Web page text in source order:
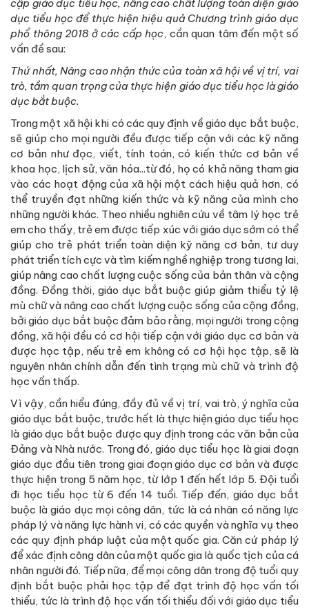
cập giáo dục tiểu học, nâng cao chất lượng toàn diện giáo
dục tiểu học để thực hiện hiệu quả Chương trình giáo dục
phổ thông 2018 ở các cấp học, cần quan tâm đến một số
vấn đề sau:
Thứ nhất, Nâng cao nhận thức của toàn xã hội về vị trí, vai
trò, tầm quan trọng của thực hiện giáo dục tiểu học là giáo
dục bắt buộc.
Trong một xã hội khi có các quy định về giáo dục bắt buộc,
sẽ giúp cho mọi người đều được tiếp cận với các kỹ năng
cơ bản như đọc, viết, tính toán, có kiến thức cơ bản về
khoa học, lịch sử, văn hóa...từ đó, họ có khả năng tham gia
vào các hoạt động của xã hội một cách hiệu quả hơn, có
thể truyền đạt những kiến thức và kỹ năng của mình cho
những người khác. Theo nhiều nghiên cứu về tâm lý học trẻ
em cho thấy, trẻ em được tiếp xúc với giáo dục sớm có thể
giúp cho trẻ phát triển toàn diện kỹ năng cơ bản, tư duy
phát triển tích cực và tìm kiếm nghề nghiệp trong tương lai,
giúp nâng cao chất lượng cuộc sống của bản thân và cộng
đồng. Đồng thời, giáo dục bắt buộc giúp giảm thiểu tỷ lệ
mù chữ và nâng cao chất lượng cuộc sống của cộng đồng,
bởi giáo dục bắt buộc đảm bảo rằng, mọi người trong cộng
đồng, xã hội đều có cơ hội tiếp cận với giáo dục cơ bản và
được học tập, nếu trẻ em không có cơ hội học tập, sẽ là
nguyên nhân chính dẫn đến tình trạng mù chữ và trình độ
học vấn thấp.
Vì vậy, cần hiểu đúng, đầy đủ về vị trí, vai trò, ý nghĩa của
giáo dục bắt buộc, trước hết là thực hiện giáo dục tiểu học
là giáo dục bắt buộc được quy định trong các văn bản của
Đảng và Nhà nước. Trong đó, giáo dục tiểu học là giai đoạn
giáo dục đầu tiên trong giai đoạn giáo dục cơ bản và được
thực hiện trong 5 năm học, từ lớp 1 đến hết lớp 5. Đội tuổi
đi học tiểu học từ 6 đến 14 tuổi. Tiếp đến, giáo dục bắt
buộc là giáo dục mọi công dân, tức là cá nhân có năng lực
pháp lý và năng lực hành vi, có các quyền và nghĩa vụ theo
các quy định pháp luật của một quốc gia. Căn cứ pháp lý
để xác định công dân của một quốc gia là quốc tịch của cá
nhân người đó. Tiếp nữa, để mọi công dân trong độ tuổi quy
định bắt buộc phải học tập để đạt trình độ học vấn tối
thiểu, tức là trình độ học vấn tối thiểu đối với giáo dục tiểu